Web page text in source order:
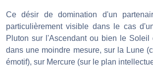
Ce désir de domination d'un
particulièrement visible dans le cas
Pluton sur l'Ascendant ou bien le Soleil
dans une moindre mesure, sur la Lune
émotif), sur Mercure (sur le plan